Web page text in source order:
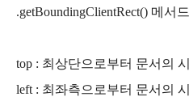
.getBoundingClientRect() 메서드
top : 최상단으로부터 문서의
left : 최좌측으로부터 문서의